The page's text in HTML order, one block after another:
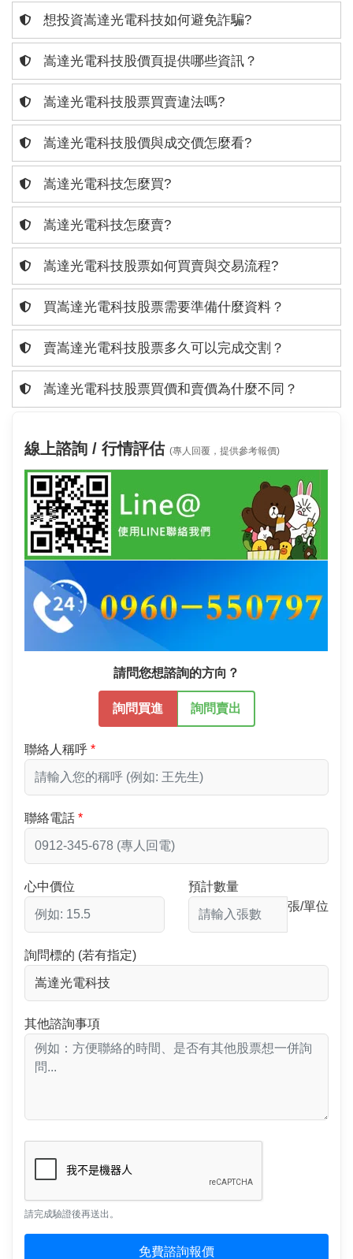
想投資嵩達光電科技如何避免詐騙?
嵩達光電科技股價頁提供哪些資訊？
嵩達光電科技股票買賣違法嗎?
嵩達光電科技股價與成交價怎麼看?
嵩達光電科技怎麼買?
嵩達光電科技怎麼賣?
嵩達光電科技股票如何買賣與交易流程?
買嵩達光電科技股票需要準備什麼資料？
賣嵩達光電科技股票多久可以完成交割？
嵩達光電科技股票買價和賣價為什麼不同？
線上諮詢 / 行情評估 (專人回覆，提供參考報價)
請問您想諮詢的方向？
詢問買進 詢問賣出
聯絡人稱呼
聯絡電話
心中價位
預計數量
張/單位
詢問標的 (若有指定)
其他諮詢事項
請完成驗證後再送出。
免費諮詢報價